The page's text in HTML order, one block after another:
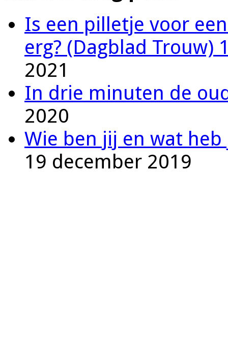
Is een pilletje voor
erg? (Dagblad Trouw)
2021
In drie minuten de
2020
Wie ben jij en wat
19 december 2019